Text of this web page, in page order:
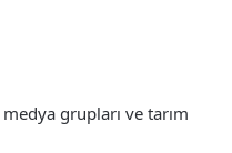
grupları ve tarım